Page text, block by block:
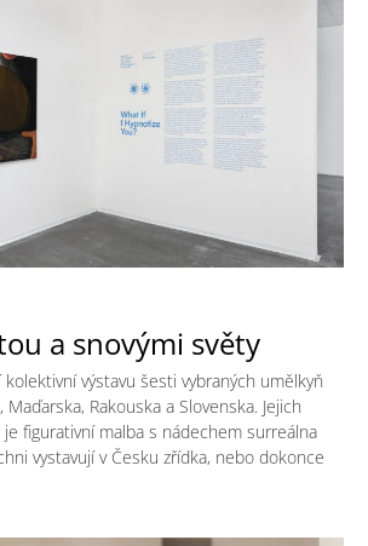
a snovými světy
kolektivní výstavu šesti vybraných umělkyň
Rakouska a Slovenska. Jejich
figurativní malba s nádechem surreálna
vystavují v Česku zřídka, nebo dokonce